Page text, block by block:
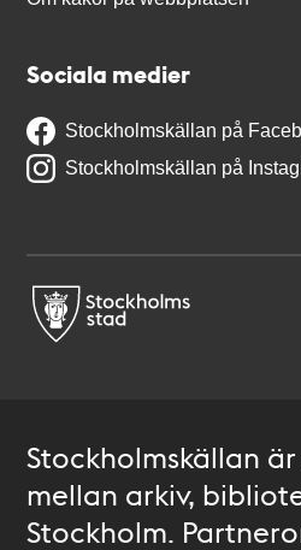
Sociala medier
Stockholmskällan på
Stockholmskällan på
Stockholmskällan
mellan arkiv,
Stockholm.